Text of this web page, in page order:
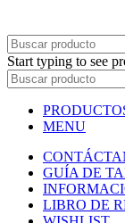
Start typing to see
MENU
GUÍA DE
LIBRO DE